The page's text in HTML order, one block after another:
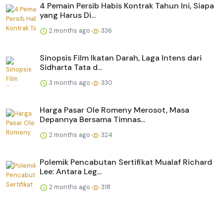
4 Pemain Persib Habis Kontrak Tahun Ini, Siapa
yang Harus Di...
2 months ago 336
Sinopsis Film Ikatan Darah, Laga Intens dari
Sidharta Tata d...
3 months ago 330
Harga Pasar Ole Romeny Merosot, Masa
Depannya Bersama Timnas...
2 months ago 324
Polemik Pencabutan Sertifikat Mualaf Richard
Lee: Antara Leg...
2 months ago 318